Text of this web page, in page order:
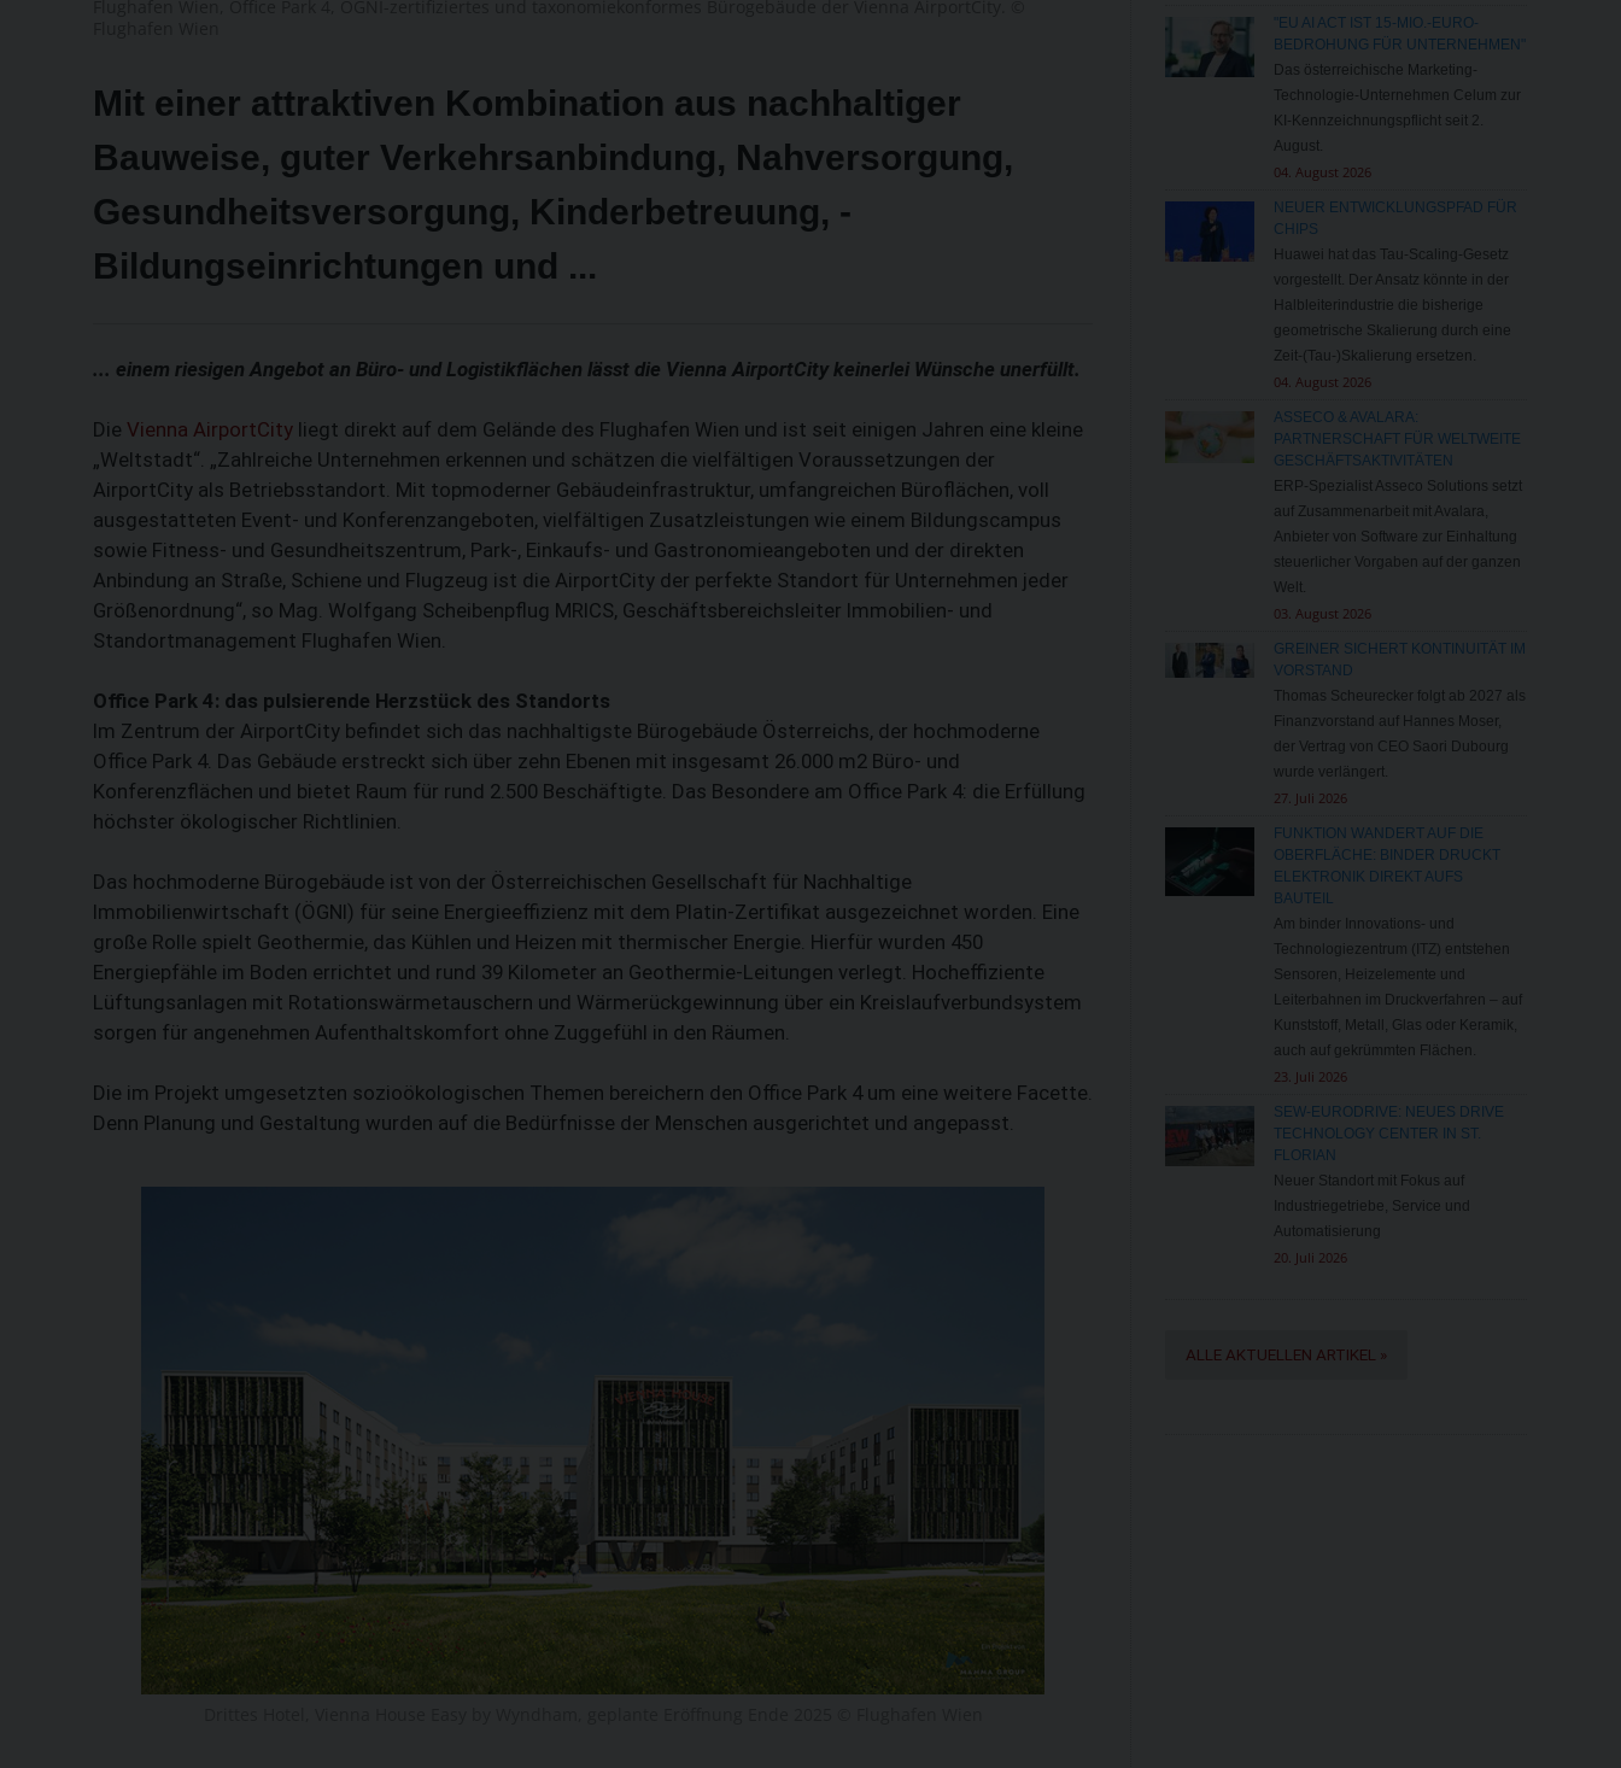
Mit einer attraktiven Kombination aus nachhaltiger
Bauweise, guter Verkehrsanbindung, Nahversorgung,
Gesundheitsversorgung, Kinderbetreuung, ­
Bildungseinrichtungen und ...
... einem riesigen Angebot an Büro- und ­Logistikflächen lässt die Vienna AirportCity keinerlei Wünsche unerfüllt.
Die Vienna AirportCity liegt direkt auf dem Gelände des Flughafen Wien und ist seit einigen Jahren eine kleine
„Weltstadt“. „Zahlreiche Unternehmen erkennen und schätzen die viel­fältigen Voraussetzungen der
AirportCity als Betriebsstandort. Mit topmoderner Gebäude­infrastruktur, umfangreichen Büroflächen, voll
ausgestatteten Event- und Konferenzangeboten, vielfältigen Zusatzleistungen wie einem Bildungscampus
sowie Fitness- und Gesundheitszentrum, Park-, Einkaufs- und Gastronomieangeboten und der direkten
Anbindung an Straße, Schiene und Flugzeug ist die AirportCity der perfekte Standort für Unternehmen jeder
Größenordnung“, so Mag. Wolfgang Scheibenpflug MRICS, Geschäftsbereichsleiter Immobilien- und
Standortmanagement Flughafen Wien.
Office Park 4: das pulsierende ­Herzstück des Standorts
Im Zentrum der AirportCity befindet sich das nachhaltigste Bürogebäude Österreichs, der hochmoderne
Office Park 4. Das Gebäude erstreckt sich über zehn Ebenen mit insgesamt 26.000 m2 Büro- und
Konferenzflächen und bietet Raum für rund 2.500 Beschäftigte. Das Besondere am Office Park 4: die Erfüllung
höchster ökologischer Richtlinien.
Das hochmoderne Bürogebäude ist von der Österreichischen Gesellschaft für Nachhaltige
Immobilienwirtschaft (ÖGNI) für seine Energieeffizienz mit dem Platin-Zertifikat ausgezeichnet worden. Eine
große Rolle spielt Geothermie, das Kühlen und Heizen mit thermischer Energie. Hierfür wurden 450
Energiepfähle im Boden errichtet und rund 39 Kilometer an Geothermie-Leitungen verlegt. Hocheffiziente
Lüftungsanlagen mit Rotationswärmetauschern und Wärmerückgewinnung über ein Kreislaufverbundsystem
sorgen für angenehmen Aufenthaltskomfort ohne Zuggefühl in den Räumen.
Die im Projekt umgesetzten sozioökologischen Themen bereichern den Office Park 4 um eine weitere Facette.
Denn Planung und Gestaltung wurden auf die Bedürfnisse der Menschen ausgerichtet und angepasst.
"EU AI ACT IST 15-MIO.-EURO-
BEDROHUNG FÜR UNTERNEHMEN"
Das österreichische Marketing-
Technologie-Unternehmen Celum zur
KI-Kennzeichnungspflicht seit 2.
August.
04. August 2026
NEUER ENTWICKLUNGSPFAD FÜR
CHIPS
Huawei hat das Tau-Scaling-Gesetz
vorgestellt. Der Ansatz könnte in der
Halbleiterindustrie die bisherige
geometrische Skalierung durch eine
Zeit-(Tau-)Skalierung ersetzen.
04. August 2026
ASSECO & AVALARA:
PARTNERSCHAFT FÜR WELTWEITE
GESCHÄFTSAKTIVITÄTEN
ERP-Spezialist Asseco Solutions setzt
auf Zusammenarbeit mit Avalara,
Anbieter von Software zur Einhaltung
steuerlicher Vorgaben auf der ganzen
Welt.
03. August 2026
GREINER SICHERT KONTINUITÄT IM
VORSTAND
Thomas Scheurecker folgt ab 2027 als
Finanzvorstand auf Hannes Moser,
der Vertrag von CEO Saori Dubourg
wurde verlängert.
27. Juli 2026
FUNKTION WANDERT AUF DIE
OBERFLÄCHE: BINDER DRUCKT
ELEKTRONIK DIREKT AUFS
BAUTEIL
Am binder Innovations- und
Technologiezentrum (ITZ) entstehen
Sensoren, Heizelemente und
Leiterbahnen im Druckverfahren – auf
Kunststoff, Metall, Glas oder Keramik,
auch auf gekrümmten Flächen.
23. Juli 2026
SEW-EURODRIVE: NEUES DRIVE
TECHNOLOGY CENTER IN ST.
FLORIAN
Neuer Standort mit Fokus auf
Industriegetriebe, Service und
Automatisierung
20. Juli 2026
ALLE AKTUELLEN ARTIKEL »